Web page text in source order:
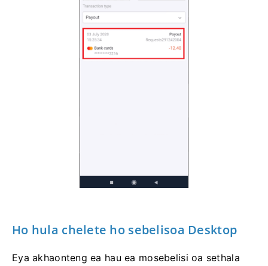
Ho hula chelete ho sebelisoa Desktop
Eya akhaonteng ea hau ea mosebelisi oa sethala